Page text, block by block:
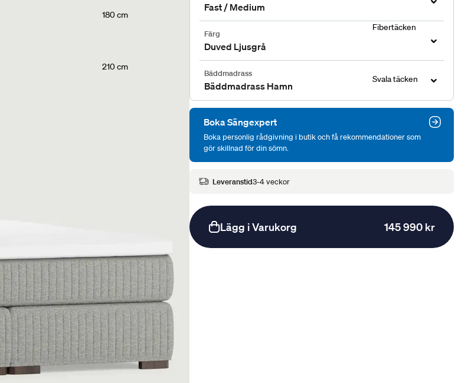
180 cm
210 cm
Fibertäcken
Svala täcken
Fast / Medium
Färg
Duved Ljusgrå
Bäddmadrass
Bäddmadrass Hamn
Boka Sängexpert
Boka personlig rådgivning i butik och få rekommendationer som
gör skillnad för din sömn.
Leveranstid3-4 veckor
Lägg i Varukorg 145 990 kr